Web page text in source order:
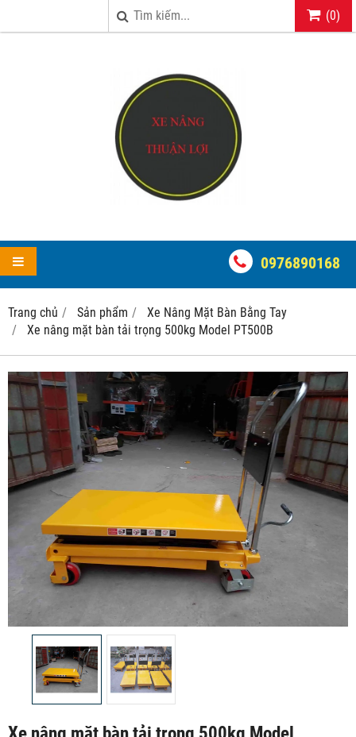
(0)
0976890168
Trang chủ Sản phẩm
Xe Nâng Mặt Bàn Bằng Tay
Xe nâng mặt bàn tải trọng 500kg Model PT500B